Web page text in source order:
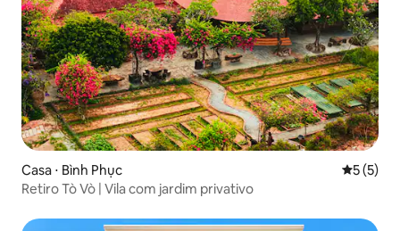
Casa ⋅ Bình Phục 5 de
5 (5)
Retiro Tò Vò | Vila com jardim privativo